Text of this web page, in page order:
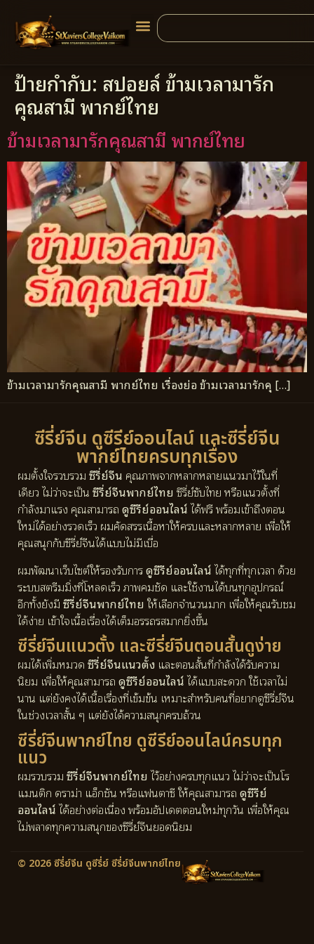
ป้ายกำกับ: สปอยล์ ข้ามเวลามารัก
คุณสามี พากย์ไทย
ข้ามเวลามารักคุณสามี พากย์ไทย
ข้ามเวลามารักคุณสามี พากย์ไทย เรื่องย่อ ข้ามเวลามารักคุ […]
ซีรี่ย์จีน ดูซีรีย์ออนไลน์ และซีรี่ย์จีน
พากย์ไทยครบทุกเรื่อง
ผมตั้งใจรวบรวมซีรี่ย์จีน คุณภาพจากหลากหลายแนวมาไว้ในที่
เดียว ไม่ว่าจะเป็นซีรี่ย์จีนพากย์ไทยซีรี่ย์ซับไทย หรือแนวตั้งที่
กำลังมาแรง คุณสามารถดูซีรีย์ออนไลน์ได้ฟรี พร้อมเข้าถึงตอน
ใหม่ได้อย่างรวดเร็ว ผมคัดสรรเนื้อหาให้ครบและหลากหลาย เพื่อให้
คุณสนุกกับซีรี่ย์จีนได้แบบไม่มีเบื่อ
ผมพัฒนาเว็บไซต์ให้รองรับการดูซีรีย์ออนไลน์ได้ทุกที่ทุกเวลา ด้วย
ระบบสตรีมมิ่งที่โหลดเร็ว ภาพคมชัด และใช้งานได้บนทุกอุปกรณ์
อีกทั้งยังมีซีรี่ย์จีนพากย์ไทยให้เลือกจำนวนมาก เพื่อให้คุณรับชม
ได้ง่าย เข้าใจเนื้อเรื่องได้เต็มอรรถรสมากยิ่งขึ้น
ซีรี่ย์จีนแนวตั้ง และซีรี่ย์จีนตอนสั้นดูง่าย
ผมได้เพิ่มหมวดซีรี่ย์จีนแนวตั้ง และตอนสั้นที่กำลังได้รับความ
นิยม เพื่อให้คุณสามารถดูซีรีย์ออนไลน์ได้แบบสะดวก ใช้เวลาไม่
นาน แต่ยังคงได้เนื้อเรื่องที่เข้มข้น เหมาะสำหรับคนที่อยากดูซีรี่ย์จีน
ในช่วงเวลาสั้น ๆ แต่ยังได้ความสนุกครบถ้วน
ซีรี่ย์จีนพากย์ไทย ดูซีรีย์ออนไลน์ครบทุก
แนว
ผมรวบรวมซีรี่ย์จีนพากย์ไทยไว้อย่างครบทุกแนว ไม่ว่าจะเป็นโร
แมนติก ดราม่า แอ็กชัน หรือแฟนตาซี ให้คุณสามารถดูซีรีย์
ออนไลน์ได้อย่างต่อเนื่อง พร้อมอัปเดตตอนใหม่ทุกวัน เพื่อให้คุณ
ไม่พลาดทุกความสนุกของซีรี่ย์จีนยอดนิยม
© 2026 ซีรี่ย์จีน ดูซีรี่ย์ ซีรี่ย์จีนพากย์ไทย